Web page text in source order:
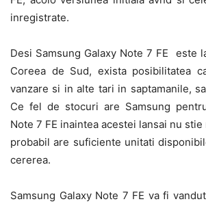
inregistrate.
Desi Samsung Galaxy Note 7 FE este
Coreea de Sud, exista posibilitatea
vanzare si in alte tari in saptamanile,
Ce fel de stocuri are Samsung
Note 7 FE inaintea acestei lansai nu
probabil are suficiente unitati
cererea.
Samsung Galaxy Note 7 FE va fi